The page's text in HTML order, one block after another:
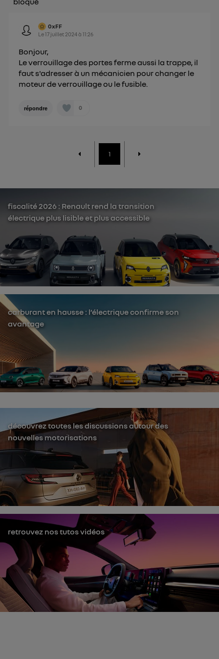
0xFF
Le17 juillet 2024à11:26
Bonjour,
Le verrouillage des portes ferme aussi la trappe, il
faut s'adresser à un mécanicien pour changer le
moteur de verrouillage ou le fusible.
répondre 0
1
fiscalité 2026 : Renault rend la transition
électrique plus lisible et plus accessible
carburant en hausse : l’électrique confirme son
avantage
découvrez toutes les discussions autour des
nouvelles motorisations
retrouvez nos tutos vidéos